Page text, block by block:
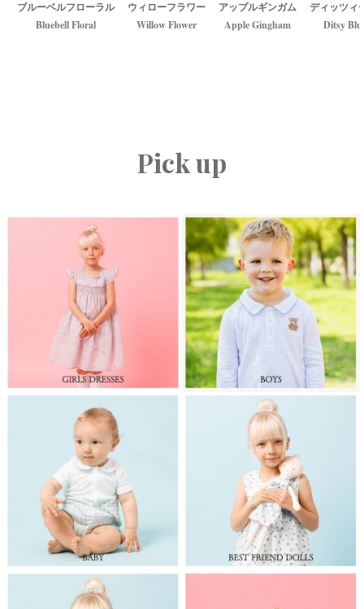
ブルーベルフローラル
Bluebell Floral
ウィローフラワー
Willow Flower
アップルギンガム
Apple Gingham
ディッツィ
Ditsy
Pick up